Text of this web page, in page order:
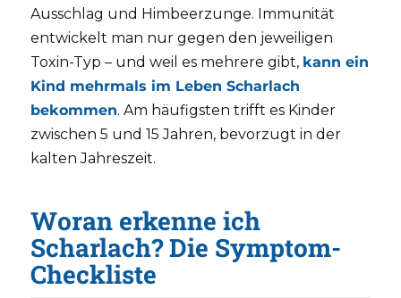
Ausschlag und Himbeerzunge. Immunität
entwickelt man nur gegen den jeweiligen
Toxin-Typ – und weil es mehrere gibt, kann ein
Kind mehrmals im Leben Scharlach
bekommen. Am häufigsten trifft es Kinder
zwischen 5 und 15 Jahren, bevorzugt in der
kalten Jahreszeit.
Woran erkenne ich
Scharlach? Die Symptom-
Checkliste